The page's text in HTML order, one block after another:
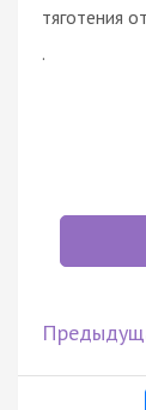
тяготения
.